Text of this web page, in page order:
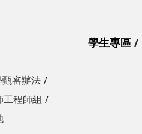
審辦法
工程師組
學生專區